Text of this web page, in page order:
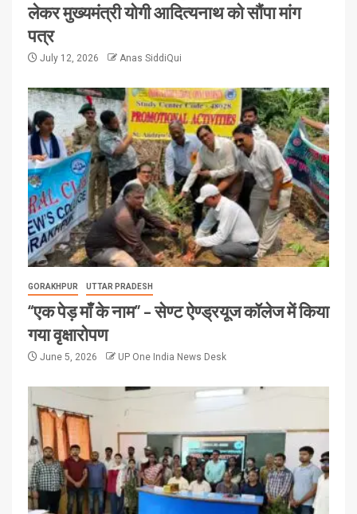
लेकर मुख्यमंत्री योगी आदित्यनाथ को सौंपा मांग
पत्र
July 12, 2026 Anas SiddiQui
GORAKHPUR UTTAR PRADESH
“एक पेड़ माँ के नाम” – सेण्ट ऐण्ड्रयूज कॉलेज में किया
गया वृक्षारोपण
June 5, 2026 UP One India News Desk